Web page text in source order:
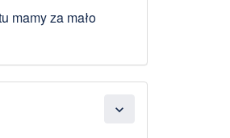
mamy za mało
expand_more